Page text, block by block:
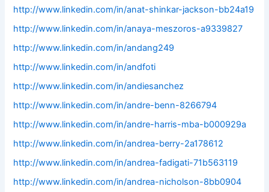
http://www.linkedin.com/in/anat-shinkar-jackson-bb24a19
http://www.linkedin.com/in/anaya-meszoros-a9339827
http://www.linkedin.com/in/andang249
http://www.linkedin.com/in/andfoti
http://www.linkedin.com/in/andiesanchez
http://www.linkedin.com/in/andre-benn-8266794
http://www.linkedin.com/in/andre-harris-mba-b000929a
http://www.linkedin.com/in/andrea-berry-2a178612
http://www.linkedin.com/in/andrea-fadigati-71b563119
http://www.linkedin.com/in/andrea-nicholson-8bb0904